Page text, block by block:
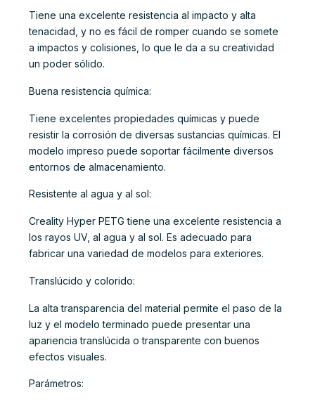
Tiene una excelente resistencia al impacto y alta
tenacidad, y no es fácil de romper cuando se somete
a impactos y colisiones, lo que le da a su creatividad
un poder sólido.
Buena resistencia química:
Tiene excelentes propiedades químicas y puede
resistir la corrosión de diversas sustancias químicas. El
modelo impreso puede soportar fácilmente diversos
entornos de almacenamiento.
Resistente al agua y al sol:
Creality Hyper PETG tiene una excelente resistencia a
los rayos UV, al agua y al sol. Es adecuado para
fabricar una variedad de modelos para exteriores.
Translúcido y colorido:
La alta transparencia del material permite el paso de la
luz y el modelo terminado puede presentar una
apariencia translúcida o transparente con buenos
efectos visuales.
Parámetros: